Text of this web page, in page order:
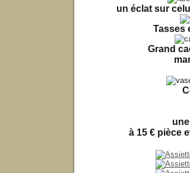
un éclat sur
Tasses
Grand
à 15 € pièce